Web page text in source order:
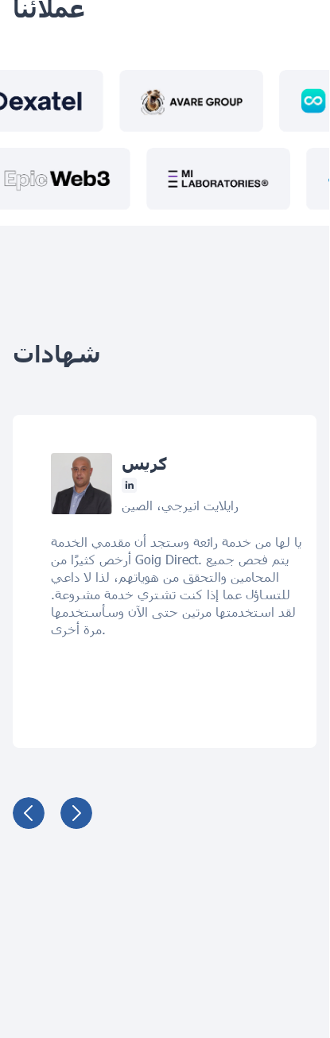
عملائنا
شهادات
كريس
رايلايت انيرجي، الصين
يا لها من خدمة رائعة وستجد أن مقدمي الخدمة
أرخص كثيرًا من Goig Direct. يتم فحص جميع
المحامين والتحقق من هوياتهم، لذا لا داعي
للتساؤل عما إذا كنت تشتري خدمة مشروعة.
لقد استخدمتها مرتين حتى الآن وسأستخدمها
مرة أخرى.